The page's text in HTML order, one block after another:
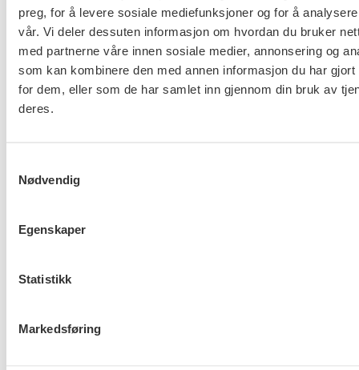
preg, for å levere sosiale mediefunksjoner og for å
vår. Vi deler dessuten informasjon om hvordan du bruker
med partnerne våre innen sosiale medier, annonsering og
som kan kombinere den med annen informasjon du har gjort
for dem, eller som de har samlet inn gjennom din bruk av
deres.
Nødvendig
Egenskaper
Statistikk
Markedsføring
Flere saker Se alle